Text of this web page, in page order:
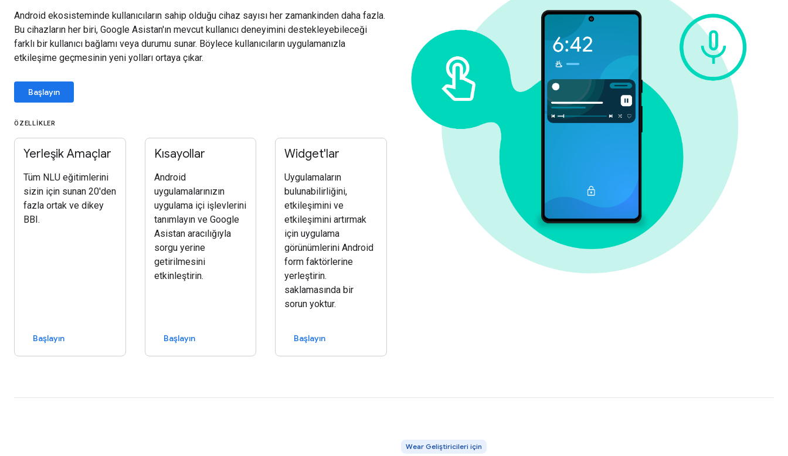
Android ekosisteminde kullanıcıların sahip olduğu cihaz sayısı her zamankinden daha fazla.
Bu cihazların her biri, Google Asistan'ın mevcut kullanıcı deneyimini destekleyebileceği
farklı bir kullanıcı bağlamı veya durumu sunar. Böylece kullanıcıların uygulamanızla
etkileşime geçmesinin yeni yolları ortaya çıkar.
Başlayın
ÖZELLIKLER
Yerleşik Amaçlar
Tüm NLU eğitimlerini
sizin için sunan 20'den
fazla ortak ve dikey
BBI.
Başlayın
Kısayollar
Android
uygulamalarınızın
uygulama içi işlevlerini
tanımlayın ve Google
Asistan aracılığıyla
sorgu yerine
getirilmesini
etkinleştirin.
Başlayın
Widget'lar
Uygulamaların
bulunabilirliğini,
etkileşimini ve
etkileşimini artırmak
için uygulama
görünümlerini Android
form faktörlerine
yerleştirin.
saklamasında bir
sorun yoktur.
Başlayın
Wear Geliştiricileri için